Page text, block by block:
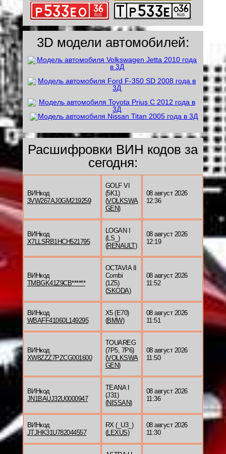
3D модели автомобилей:
Расшифровки ВИН кодов за
сегодня:
ВИНкод
3VW267AJ0GM219259
GOLF VI
(5K1)
(VOLKSWA
GEN)
08 август 2026
12:36
ВИНкод
X7LLSRB1HCH521795
LOGAN I
(LS_)
(RENAULT)
08 август 2026
12:19
ВИНкод
TMBGK41Z9CB******
OCTAVIA II
Combi
(1Z5)
(SKODA)
08 август 2026
11:52
ВИНкод
WBAFF41060L149295
X5 (E70)
(BMW)
08 август 2026
11:51
ВИНкод
XW8ZZZ7PZCG001600
TOUAREG
(7P5, 7P6)
(VOLKSWA
GEN)
08 август 2026
11:50
ВИНкод
JN1BAUJ32U0000947
TEANA I
(J31)
(NISSAN)
08 август 2026
11:36
ВИНкод
JTJHK31U782044557
RX (_U3_)
(LEXUS)
08 август 2026
11:30